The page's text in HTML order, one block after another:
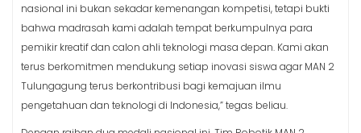
nasional ini bukan sekadar kemenangan kompetisi, tetapi bukti
bahwa madrasah kami adalah tempat berkumpulnya para
pemikir kreatif dan calon ahli teknologi masa depan. Kami akan
terus berkomitmen mendukung setiap inovasi siswa agar MAN 2
Tulungagung terus berkontribusi bagi kemajuan ilmu
pengetahuan dan teknologi di Indonesia,” tegas beliau.